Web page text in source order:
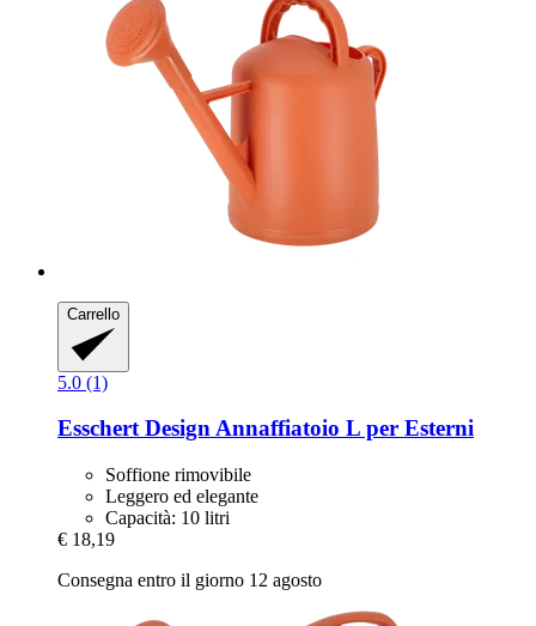
Carrello
5.0 (1)
Esschert DesignAnnaffiatoio L per Esterni
Soffione rimovibile
Leggero ed elegante
Capacità: 10 litri
€ 18,19
Consegna entro il giorno 12 agosto